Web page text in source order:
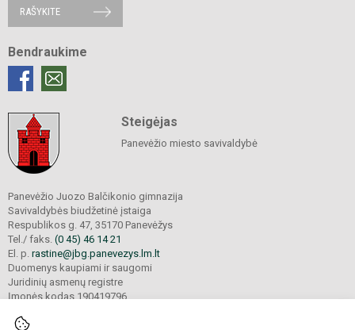
RAŠYKITE
Bendraukime
Steigėjas
Panevėžio miesto savivaldybė
Panevėžio Juozo Balčikonio gimnazija
Savivaldybės biudžetinė įstaiga
Respublikos g. 47, 35170 Panevėžys
Tel./ faks. (0 45) 46 14 21
El. p. rastine@jbg.panevezys.lm.lt
Duomenys kaupiami ir saugomi
Juridinių asmenų registre
Įmonės kodas 190419796